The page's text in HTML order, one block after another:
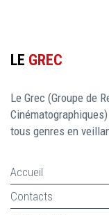
LE GREC
Le Grec (Groupe de
tous genres en
Accueil
Contacts